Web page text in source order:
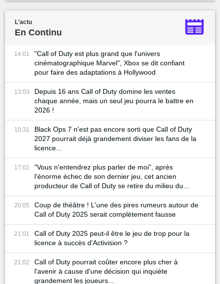
L'actu
En Continu
14:01
"Call of Duty est plus grand que l'univers
cinématographique Marvel", Xbox se dit confiant
pour faire des adaptations à Hollywood
13:03
Depuis 16 ans Call of Duty domine les ventes
chaque année, mais un seul jeu pourra le battre en
2026 !
10:31
Black Ops 7 n'est pas encore sorti que Call of Duty
2027 pourrait déjà grandement diviser les fans de la
licence...
17:02
"Vous n'entendrez plus parler de moi", après
l'énorme échec de son dernier jeu, cet ancien
producteur de Call of Duty se retire du milieu du
gaming
20:05
Coup de théâtre ! L'une des pires rumeurs autour de
Call of Duty 2025 serait complètement fausse
21:01
Call of Duty 2025 peut-il être le jeu de trop pour la
licence à succès d'Activision ?
21:02
Call of Duty pourrait coûter encore plus cher à
l'avenir à cause d'une décision qui inquiète
grandement les joueurs...